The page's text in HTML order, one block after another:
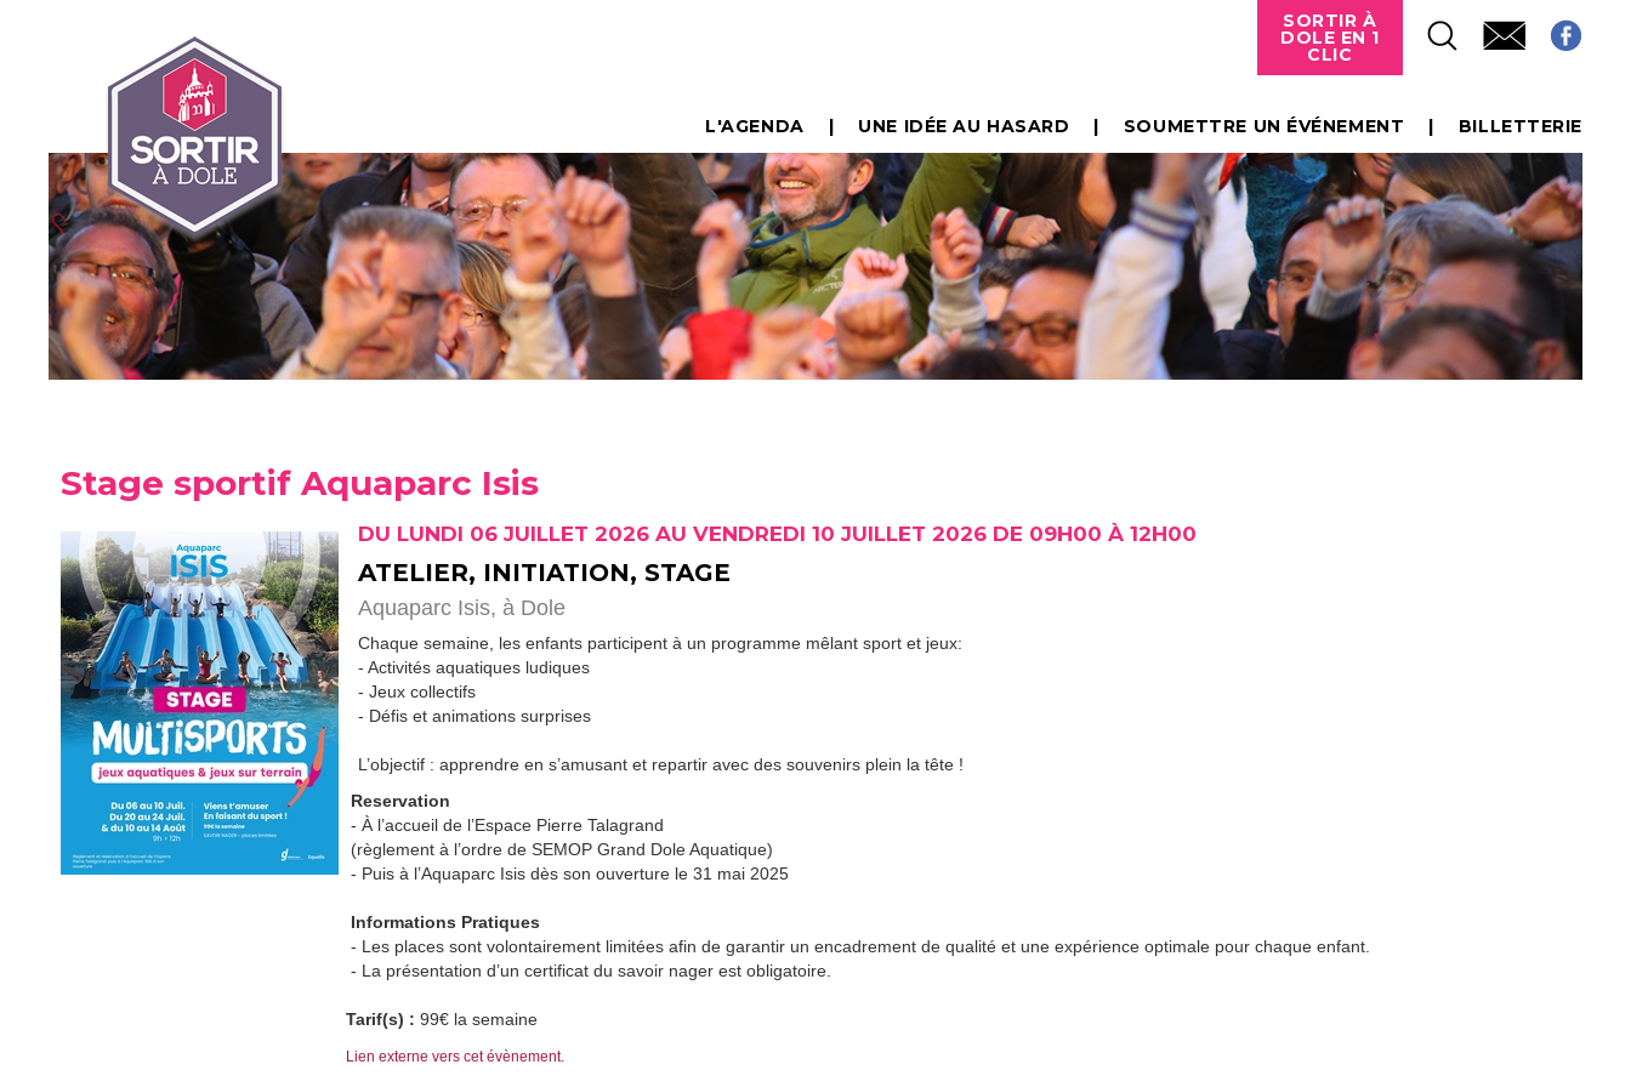
SORTIR À
DOLE EN 1
CLIC
L'AGENDA UNE IDÉE AU HASARD SOUMETTRE UN ÉVÉNEMENT BILLETTERIE
Stage sportif Aquaparc Isis
DU LUNDI 06 JUILLET 2026 AU VENDREDI 10 JUILLET 2026 DE 09H00 À 12H00
ATELIER, INITIATION, STAGE
Aquaparc Isis, à Dole
Chaque semaine, les enfants participent à un programme mêlant sport et jeux:
- Activités aquatiques ludiques
- Jeux collectifs
- Défis et animations surprises
L’objectif : apprendre en s’amusant et repartir avec des souvenirs plein la tête !
Reservation
- À l’accueil de l’Espace Pierre Talagrand
(règlement à l’ordre de SEMOP Grand Dole Aquatique)
- Puis à l’Aquaparc Isis dès son ouverture le 31 mai 2025
Informations Pratiques
- Les places sont volontairement limitées afin de garantir un encadrement de qualité et une expérience optimale pour chaque enfant.
- La présentation d’un certificat du savoir nager est obligatoire.
Tarif(s) : 99€ la semaine
Lien externe vers cet évènement.